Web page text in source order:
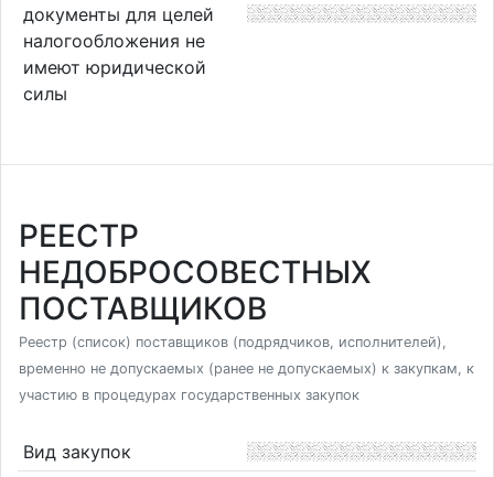
документы для целей
налогообложения не
имеют юридической
силы
РЕЕСТР
НЕДОБРОСОВЕСТНЫХ
ПОСТАВЩИКОВ
Реестр (список) поставщиков (подрядчиков, исполнителей),
временно не допускаемых (ранее не допускаемых) к закупкам, к
участию в процедурах государственных закупок
Вид закупок